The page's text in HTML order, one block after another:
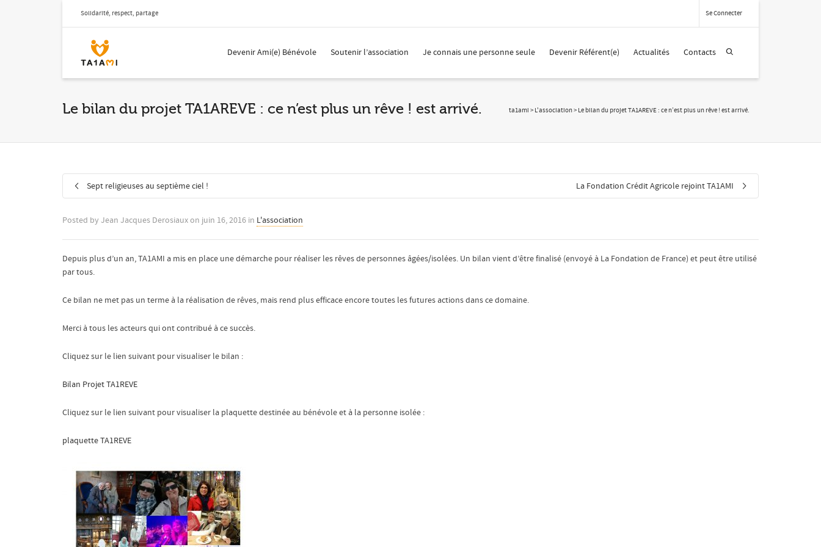
Solidarité, respect, partage Se Connecter
Devenir Ami(e) Bénévole Soutenir l’association Je connais une personne seule Devenir Référent(e) Actualités Contacts
Le bilan du projet TA1AREVE : ce n’est plus un rêve ! est arrivé. ta1ami > L'association> Le bilan du projet TA1AREVE : ce n’est plus un rêve ! est arrivé.
Sept religieuses au septième ciel ! La Fondation Crédit Agricole rejoint TA1AMI
Posted by Jean Jacques Derosiauxon juin 16, 2016 in L'association
Depuis plus d’un an, TA1AMI a mis en place une démarche pour réaliser les rêves de personnes âgées/isolées. Un bilan vient d’être finalisé (envoyé à La Fondation de France) et peut être utilisé
par tous.
Ce bilan ne met pas un terme à la réalisation de rêves, mais rend plus efficace encore toutes les futures actions dans ce domaine.
Merci à tous les acteurs qui ont contribué à ce succès.
Cliquez sur le lien suivant pour visualiser le bilan :
Bilan Projet TA1REVE
Cliquez sur le lien suivant pour visualiser la plaquette destinée au bénévole et à la personne isolée :
plaquette TA1REVE